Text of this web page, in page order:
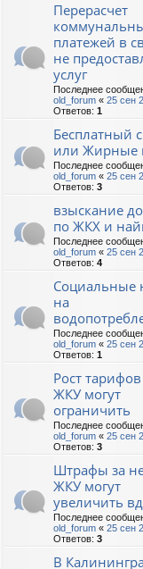
Перерасчет
платежей в
не
услуг
Последнее
old_forum « 25 сен
Ответов: 1
Бесплатный
или Жирные
Последнее
old_forum « 25 сен
Ответов: 3
взыскание
по ЖКХ и
Последнее
old_forum « 25 сен
Ответов: 4
Социальные
на
Последнее
old_forum « 25 сен
Ответов: 1
Рост
ЖКУ могут
ограничить
Последнее
old_forum « 25 сен
Ответов: 3
Штрафы за
ЖКУ могут
увеличить
Последнее
old_forum « 25 сен
Ответов: 3
В